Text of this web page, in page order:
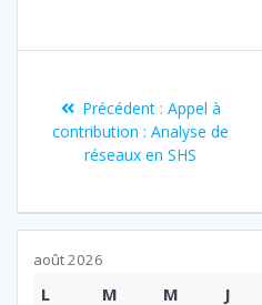
de
l’article
Précédent : Article
précédent
:
Appel à
contribution : Analyse de
réseaux en SHS
août 2026
L M M J